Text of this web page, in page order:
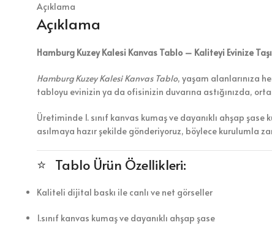
Açıklama
Açıklama
Hamburg Kuzey Kalesi Kanvas Tablo – Kaliteyi Evinize
Hamburg Kuzey Kalesi Kanvas Tablo, yaşam alanlarınıza
tabloyu evinizin ya da ofisinizin duvarına astığınızda,
Üretiminde 1. sınıf kanvas kumaş ve dayanıklı ahşap
asılmaya hazır şekilde gönderiyoruz, böylece kurulumla
⭐ Tablo Ürün Özellikleri:
Kaliteli dijital baskı ile canlı ve net görseller
1.sınıf kanvas kumaş ve dayanıklı ahşap şase